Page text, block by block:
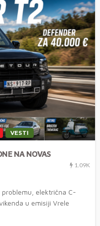
VESTI
NA NOVAS
1.09K
električna C-
u emisiji Vrele